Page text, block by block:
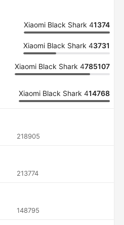
Xiaomi Black Shark 41374
Xiaomi Black Shark 43731
Xiaomi Black Shark 4785107
Xiaomi Black Shark 414768
218905
213774
148795